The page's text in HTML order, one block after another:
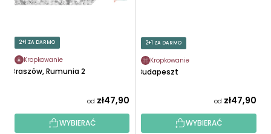
2+1 ZA DARMO
Kropkowanie
Braszów, Rumunia 2
od zł47,90
WYBIERAĆ
2+1 ZA DARMO
Kropkowanie
Budapeszt
od zł47,90
WYBIERAĆ